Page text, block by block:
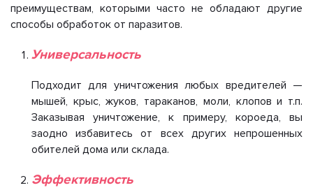
преимуществам, которыми часто не обладают другие
способы обработок от паразитов.
Универсальность
Подходит для уничтожения любых вредителей —
мышей, крыс, жуков, тараканов, моли, клопов и т.п.
Заказывая уничтожение, к примеру, короеда, вы
заодно избавитесь от всех других непрошенных
обителей дома или склада.
Эффективность